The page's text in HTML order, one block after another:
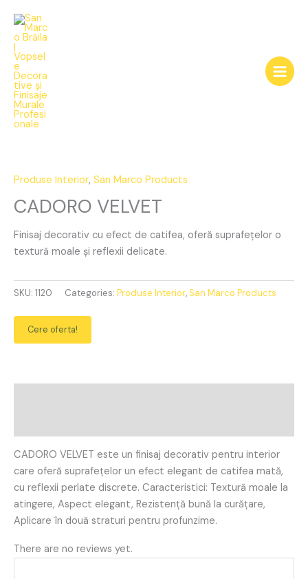
content
Produse Interior, San Marco Products
CADORO VELVET
Finisaj decorativ cu efect de catifea, oferă suprafețelor o
textură moale și reflexii delicate.
quantity
SKU: 1120 Categories: Produse Interior,San Marco Products
Cere oferta!
CADORO VELVET este un finisaj decorativ pentru interior
care oferă suprafețelor un efect elegant de catifea mată,
cu reflexii perlate discrete. Caracteristici: Textură moale la
atingere, Aspect elegant, Rezistență bună la curățare,
Aplicare în două straturi pentru profunzime.
There are no reviews yet.